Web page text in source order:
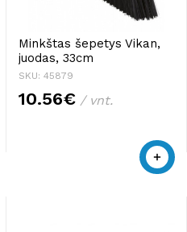
Minkštas šepetys Vikan,
juodas, 33cm
SKU: 45879
10.56€ / vnt.